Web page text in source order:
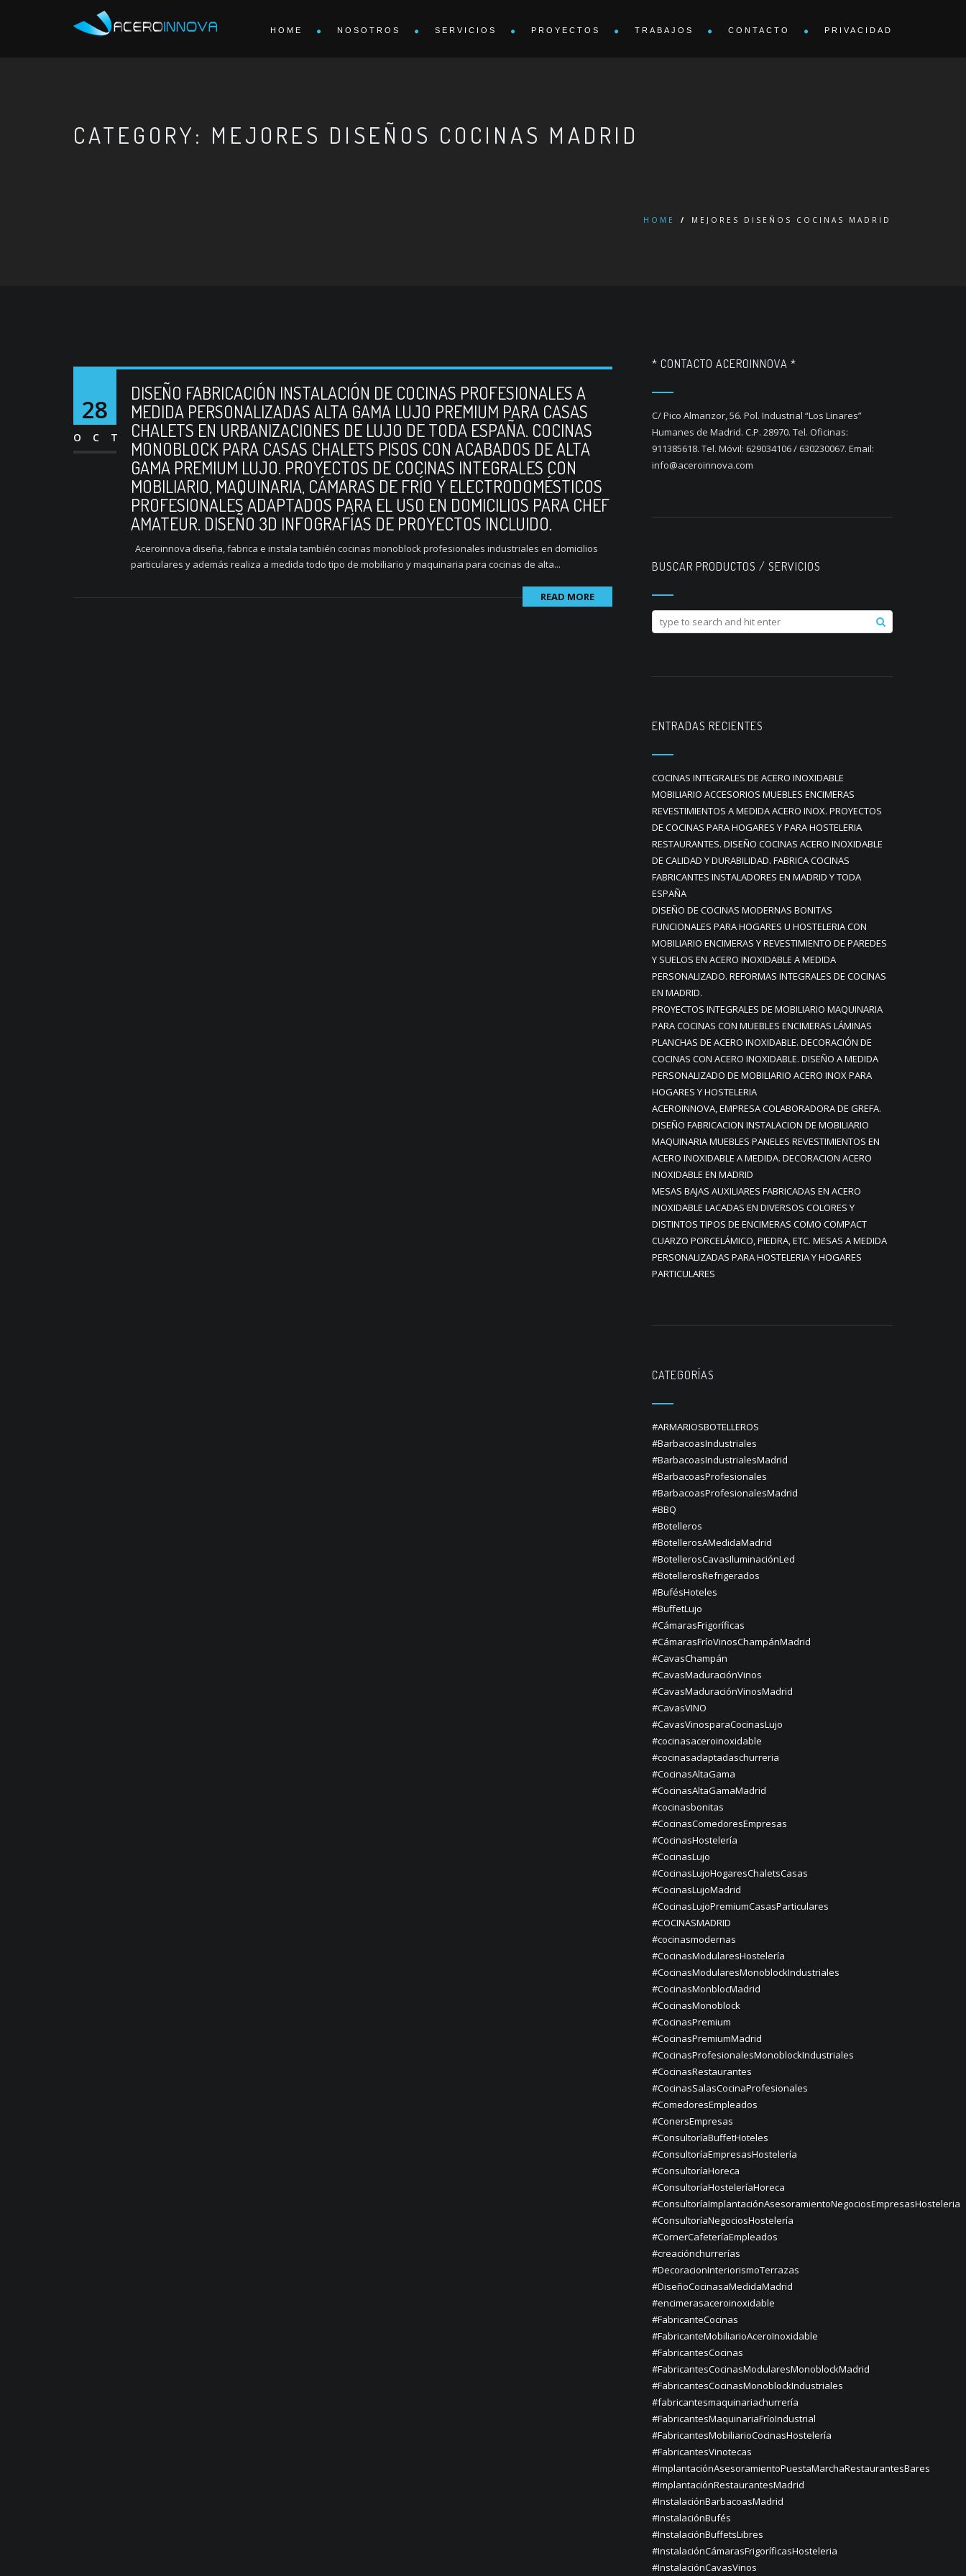
HOME NOSOTROS SERVICIOS PROYECTOS TRABAJOS CONTACTO PRIVACIDAD
CATEGORY: MEJORES DISEÑOS COCINAS MADRID
HOME / MEJORES DISEÑOS COCINAS MADRID
28
OCT
DISEÑO FABRICACIÓN INSTALACIÓN DE COCINAS PROFESIONALES A
MEDIDA PERSONALIZADAS ALTA GAMA LUJO PREMIUM PARA CASAS
CHALETS EN URBANIZACIONES DE LUJO DE TODA ESPAÑA. COCINAS
MONOBLOCK PARA CASAS CHALETS PISOS CON ACABADOS DE ALTA
GAMA PREMIUM LUJO. PROYECTOS DE COCINAS INTEGRALES CON
MOBILIARIO, MAQUINARIA, CÁMARAS DE FRÍO Y ELECTRODOMÉSTICOS
PROFESIONALES ADAPTADOS PARA EL USO EN DOMICILIOS PARA CHEF
AMATEUR. DISEÑO 3D INFOGRAFÍAS DE PROYECTOS INCLUIDO.
Aceroinnova diseña, fabrica e instala también cocinas monoblock profesionales industriales en domicilios
particulares y además realiza a medida todo tipo de mobiliario y maquinaria para cocinas de alta...
READ MORE
* CONTACTO ACEROINNOVA *
C/ Pico Almanzor, 56. Pol. Industrial “Los Linares”
Humanes de Madrid. C.P. 28970. Tel. Oficinas:
911385618. Tel. Móvil: 629034106 / 630230067. Email:
info@aceroinnova.com
BUSCAR PRODUCTOS / SERVICIOS
ENTRADAS RECIENTES
COCINAS INTEGRALES DE ACERO INOXIDABLE
MOBILIARIO ACCESORIOS MUEBLES ENCIMERAS
REVESTIMIENTOS A MEDIDA ACERO INOX. PROYECTOS
DE COCINAS PARA HOGARES Y PARA HOSTELERIA
RESTAURANTES. DISEÑO COCINAS ACERO INOXIDABLE
DE CALIDAD Y DURABILIDAD. FABRICA COCINAS
FABRICANTES INSTALADORES EN MADRID Y TODA
ESPAÑA
DISEÑO DE COCINAS MODERNAS BONITAS
FUNCIONALES PARA HOGARES U HOSTELERIA CON
MOBILIARIO ENCIMERAS Y REVESTIMIENTO DE PAREDES
Y SUELOS EN ACERO INOXIDABLE A MEDIDA
PERSONALIZADO. REFORMAS INTEGRALES DE COCINAS
EN MADRID.
PROYECTOS INTEGRALES DE MOBILIARIO MAQUINARIA
PARA COCINAS CON MUEBLES ENCIMERAS LÁMINAS
PLANCHAS DE ACERO INOXIDABLE. DECORACIÓN DE
COCINAS CON ACERO INOXIDABLE. DISEÑO A MEDIDA
PERSONALIZADO DE MOBILIARIO ACERO INOX PARA
HOGARES Y HOSTELERIA
ACEROINNOVA, EMPRESA COLABORADORA DE GREFA.
DISEÑO FABRICACION INSTALACION DE MOBILIARIO
MAQUINARIA MUEBLES PANELES REVESTIMIENTOS EN
ACERO INOXIDABLE A MEDIDA. DECORACION ACERO
INOXIDABLE EN MADRID
MESAS BAJAS AUXILIARES FABRICADAS EN ACERO
INOXIDABLE LACADAS EN DIVERSOS COLORES Y
DISTINTOS TIPOS DE ENCIMERAS COMO COMPACT
CUARZO PORCELÁMICO, PIEDRA, ETC. MESAS A MEDIDA
PERSONALIZADAS PARA HOSTELERIA Y HOGARES
PARTICULARES
CATEGORÍAS
#ARMARIOSBOTELLEROS
#BarbacoasIndustriales
#BarbacoasIndustrialesMadrid
#BarbacoasProfesionales
#BarbacoasProfesionalesMadrid
#BBQ
#Botelleros
#BotellerosAMedidaMadrid
#BotellerosCavasIluminaciónLed
#BotellerosRefrigerados
#BufésHoteles
#BuffetLujo
#CámarasFrigoríficas
#CámarasFríoVinosChampánMadrid
#CavasChampán
#CavasMaduraciónVinos
#CavasMaduraciónVinosMadrid
#CavasVINO
#CavasVinosparaCocinasLujo
#cocinasaceroinoxidable
#cocinasadaptadaschurreria
#CocinasAltaGama
#CocinasAltaGamaMadrid
#cocinasbonitas
#CocinasComedoresEmpresas
#CocinasHostelería
#CocinasLujo
#CocinasLujoHogaresChaletsCasas
#CocinasLujoMadrid
#CocinasLujoPremiumCasasParticulares
#COCINASMADRID
#cocinasmodernas
#CocinasModularesHostelería
#CocinasModularesMonoblockIndustriales
#CocinasMonblocMadrid
#CocinasMonoblock
#CocinasPremium
#CocinasPremiumMadrid
#CocinasProfesionalesMonoblockIndustriales
#CocinasRestaurantes
#CocinasSalasCocinaProfesionales
#ComedoresEmpleados
#ConersEmpresas
#ConsultoríaBuffetHoteles
#ConsultoríaEmpresasHostelería
#ConsultoríaHoreca
#ConsultoríaHosteleríaHoreca
#ConsultoríaImplantaciónAsesoramientoNegociosEmpresasHosteleria
#ConsultoríaNegociosHostelería
#CornerCafeteríaEmpleados
#creaciónchurrerías
#DecoracionInteriorismoTerrazas
#DiseñoCocinasaMedidaMadrid
#encimerasaceroinoxidable
#FabricanteCocinas
#FabricanteMobiliarioAceroInoxidable
#FabricantesCocinas
#FabricantesCocinasModularesMonoblockMadrid
#FabricantesCocinasMonoblockIndustriales
#fabricantesmaquinariachurrería
#FabricantesMaquinariaFríoIndustrial
#FabricantesMobiliarioCocinasHostelería
#FabricantesVinotecas
#ImplantaciónAsesoramientoPuestaMarchaRestaurantesBares
#ImplantaciónRestaurantesMadrid
#InstalaciónBarbacoasMadrid
#InstalaciónBufés
#InstalaciónBuffetsLibres
#InstalaciónCámarasFrigoríficasHosteleria
#InstalaciónCavasVinos